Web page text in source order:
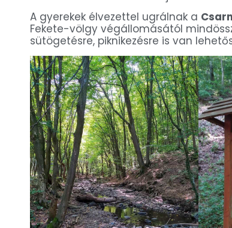
A gyerekek élvezettel ugrálnak a
Fekete-völgy végállomásától
sütögetésre, piknikezésre is van